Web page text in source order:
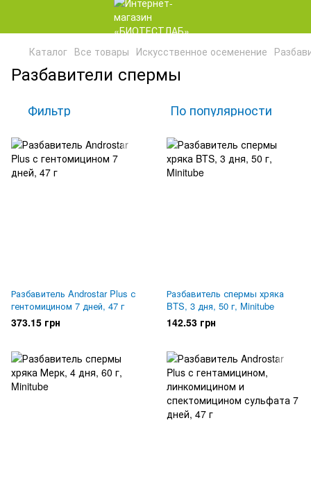
Каталог Все товары Искусственное осеменение
Разбавители спермы
Фильтр По популярности
Разбавитель Androstar Plus с
гентомицином 7 дней, 47 г
373.15 грн
Разбавитель спермы хряка
BTS, 3 дня, 50 г, Minitube
142.53 грн